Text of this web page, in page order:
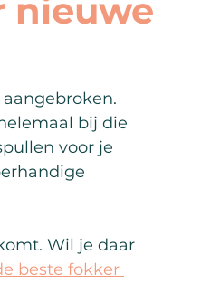
nieuwe
bij die
voor je
Wil je daar
beste fokker